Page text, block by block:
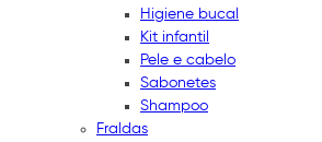
Higiene bucal
Kit infantil
Pele e cabelo
Sabonetes
Shampoo
Fraldas